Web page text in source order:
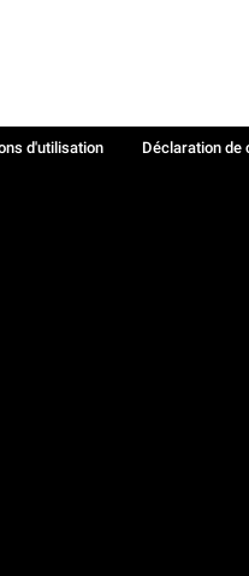
d'utilisation Déclaration de